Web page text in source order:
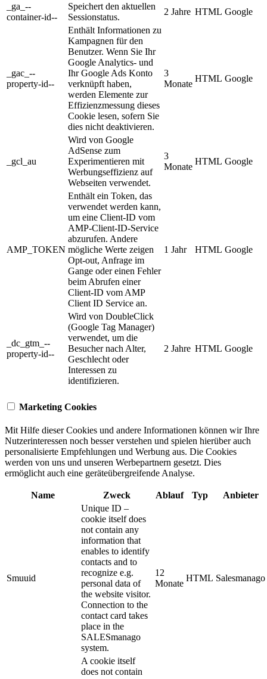
_ga_--
container-id--
Speichert den aktuellen
Sessionstatus.
2 Jahre HTML Google
_gac_--
property-id--
Enthält Informationen zu
Kampagnen für den
Benutzer. Wenn Sie Ihr
Google Analytics- und
Ihr Google Ads Konto
verknüpft haben,
werden Elemente zur
Effizienzmessung dieses
Cookie lesen, sofern Sie
dies nicht deaktivieren.
3
Monate
HTML Google
_gcl_au
Wird von Google
AdSense zum
Experimentieren mit
Werbungseffizienz auf
Webseiten verwendet.
3
Monate
HTML Google
AMP_TOKEN
Enthält ein Token, das
verwendet werden kann,
um eine Client-ID vom
AMP-Client-ID-Service
abzurufen. Andere
mögliche Werte zeigen
Opt-out, Anfrage im
Gange oder einen Fehler
beim Abrufen einer
Client-ID vom AMP
Client ID Service an.
1 Jahr HTML Google
_dc_gtm_--
property-id--
Wird von DoubleClick
(Google Tag Manager)
verwendet, um die
Besucher nach Alter,
Geschlecht oder
Interessen zu
identifizieren.
2 Jahre HTML Google
Marketing Cookies
Mit Hilfe dieser Cookies und andere Informationen können wir Ihre
Nutzerinteressen noch besser verstehen und spielen hierüber auch
personalisierte Empfehlungen und Werbung aus. ​Die Cookies
werden von uns und unseren Werbepartnern gesetzt. Dies
ermöglicht auch eine geräteübergreifende Analyse.
Name Zweck Ablauf Typ Anbieter
Smuuid
Unique ID –
cookie itself does
not contain any
information that
enables to identify
contacts and to
recognize e.g.
personal data of
the website visitor.
Connection to the
contact card takes
place in the
SALESmanago
system.
12
Monate
HTML Salesmanago
A cookie itself
does not contain